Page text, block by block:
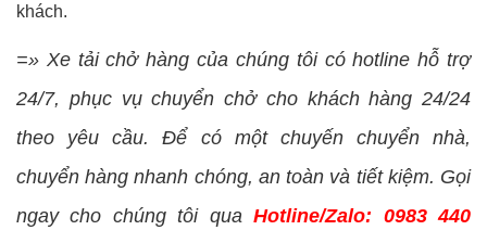
khách.
=» Xe tải chở hàng của chúng tôi có hotline hỗ trợ
24/7, phục vụ chuyển chở cho khách hàng 24/24
theo yêu cầu. Để có một chuyến chuyển nhà,
chuyển hàng nhanh chóng, an toàn và tiết kiệm. Gọi
ngay cho chúng tôi quaHotline/Zalo: 0983 440